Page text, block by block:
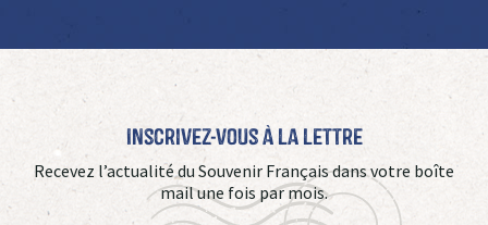
Inscrivez-vous à La Lettre
Recevez l’actualité du Souvenir Français dans votre boîte
mail une fois par mois.